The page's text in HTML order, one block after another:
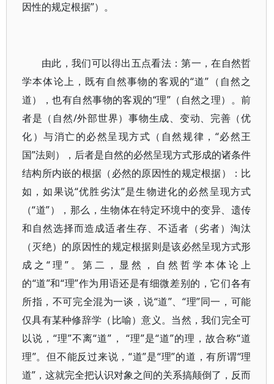
因性的规定根据”）。
由此，我们可以得出五点看法：第一，在自然哲
学本体论上，既有自然事物的客观的“道”（自然之
道），也有自然事物的客观的“理”（自然之理）。前
者是（自然/外部世界）事物生成、变动、完善（优
化）与消亡的必然呈现方式（自然规律，“必然王
国”法则），后者是自然的必然呈现方式形成的诸条件
结构所内嵌的根据（必然的原因性的规定根据）：比
如，如果说“优胜劣汰”是生物进化的必然呈现方式
（“道”），那么，生物体在特定环境中的变异、遗传
和自然选择而造成适者生存、不适者（劣者）淘汰
（灭绝）的原因性的规定根据则是该必然呈现方式形
成之“理”。第二，显然，自然哲学本体论上
的“道”和“理”作为用语还是有细微差别的，它们各有
所指，不可完全混为一谈，说“道”、“理”同一，可能
仅具有某种修辞学（比喻）意义。当然，我们完全可
以说，“理”不离“道”， “理”是“道”的理，故合称“道
理”。但不能反过来说，“道”是“理”的道，有所谓“理
道”，这就完全把认识对象之间的关系搞颠倒了，反而